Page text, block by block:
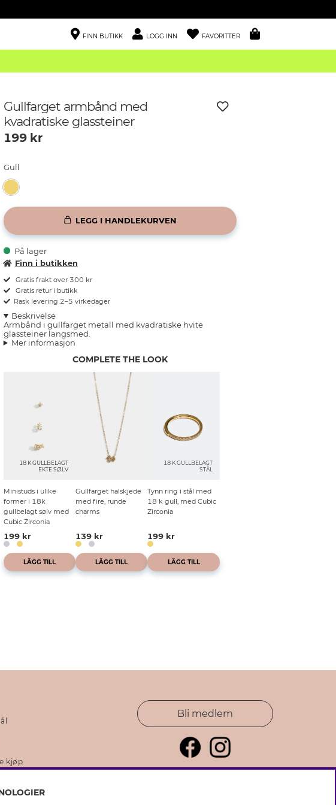
FINN BUTIKK LOGG INN FAVORITTER
Gullfarget armbånd med
kvadratiske glassteiner
199kr
Gull
LEGG I HANDLEKURVEN
På lager
Finn i butikken
Gratis frakt over 300 kr
Gratis retur i butikk
Rask levering 2–5 virkedager
Beskrivelse
Armbånd i gullfarget metall med kvadratiske hvite
glassteiner langsmed.
Mer informasjon
COMPLETE THE LOOK
18 K GULLBELAGT
EKTE SØLV
Ministuds i ulike
former i 18k
gullbelagt sølv med
Cubic Zirconia
199 kr
LÄGG TILL
Gullfarget halskjede
med fire, runde
charms
139 kr
LÄGG TILL
18 K GULLBELAGT
STÅL
Tynn ring i stål med
18 k gull, med Cubic
Zirconia
199 kr
LÄGG TILL
kjøp
Bli medlem